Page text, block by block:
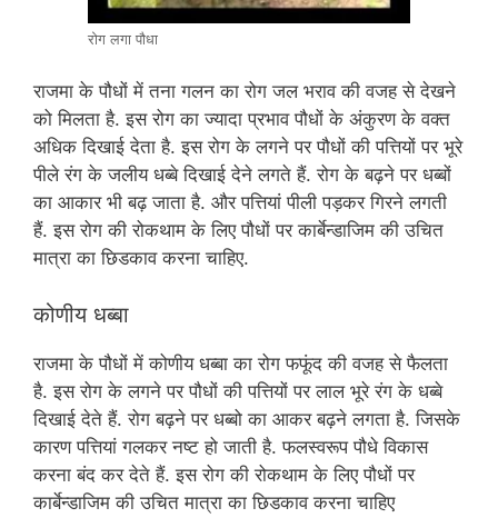
रोग लगा पौधा
राजमा के पौधों में तना गलन का रोग जल भराव की वजह से देखने
को मिलता है. इस रोग का ज्यादा प्रभाव पौधों के अंकुरण के वक्त
अधिक दिखाई देता है. इस रोग के लगने पर पौधों की पत्तियों पर भूरे
पीले रंग के जलीय धब्बे दिखाई देने लगते हैं. रोग के बढ़ने पर धब्बों
का आकार भी बढ़ जाता है. और पत्तियां पीली पड़कर गिरने लगती
हैं. इस रोग की रोकथाम के लिए पौधों पर कार्बेन्डाजिम की उचित
मात्रा का छिडकाव करना चाहिए.
कोणीय धब्बा
राजमा के पौधों में कोणीय धब्बा का रोग फफूंद की वजह से फैलता
है. इस रोग के लगने पर पौधों की पत्तियों पर लाल भूरे रंग के धब्बे
दिखाई देते हैं. रोग बढ़ने पर धब्बो का आकर बढ़ने लगता है. जिसके
कारण पत्तियां गलकर नष्ट हो जाती है. फलस्वरूप पौधे विकास
करना बंद कर देते हैं. इस रोग की रोकथाम के लिए पौधों पर
कार्बेन्डाजिम की उचित मात्रा का छिडकाव करना चाहिए